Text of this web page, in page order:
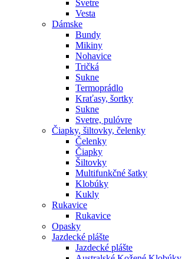
Svetre
Vesta
Dámske
Bundy
Mikiny
Nohavice
Tričká
Sukne
Termoprádlo
Kraťasy, šortky
Sukne
Svetre, pulóvre
Čiapky, šiltovky, čelenky
Čelenky
Čiapky
Šiltovky
Multifunkčné šatky
Klobúky
Kukly
Rukavice
Rukavice
Opasky
Jazdecké plášte
Jazdecké plášte